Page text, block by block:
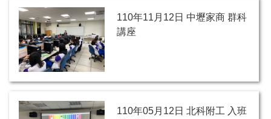
110年11月12日 中壢家商 群科
講座
110年05月12日 北科附工 入班